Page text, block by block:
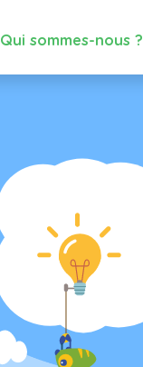
Qui sommes-nous ?